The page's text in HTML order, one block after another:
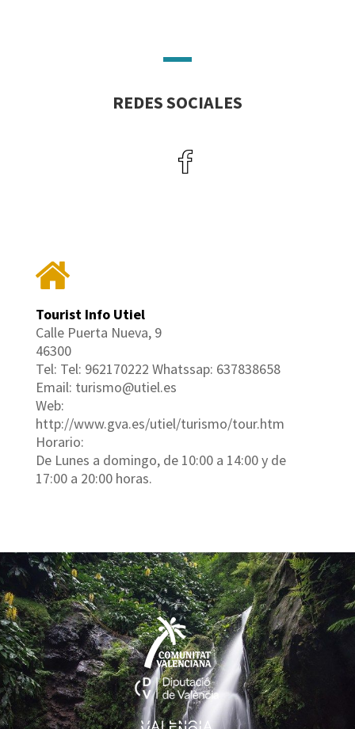
REDES SOCIALES
Tourist Info Utiel
Calle Puerta Nueva, 9
46300
Tel: Tel: 962170222 Whatssap: 637838658
Email: turismo@utiel.es
Web:
http://www.gva.es/utiel/turismo/tour.htm
Horario:
De Lunes a domingo, de 10:00 a 14:00 y de
17:00 a 20:00 horas.